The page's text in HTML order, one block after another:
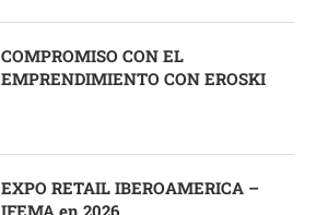
COMPROMISO CON EL
EMPRENDIMIENTO CON EROSKI
EXPO RETAIL IBEROAMERICA –
IFEMA en 2026